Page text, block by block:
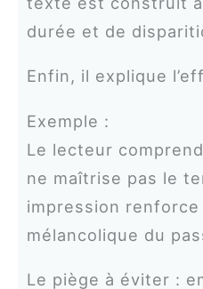
durée et de
Enfin, il explique
Exemple :
Le lecteur
ne maîtrise pas le
impression
mélancolique du
Le piège à éviter :